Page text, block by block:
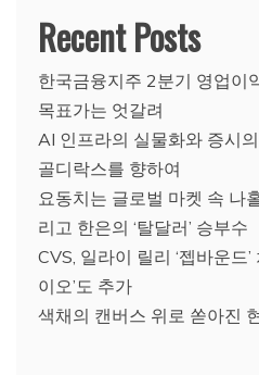
Recent Posts
한국금융지주 2분기 영업이
목표가는 엇갈려
AI 인프라의 실물화와 증시
골디락스를 향하여
요동치는 글로벌 마켓 속 나
리고 한은의 ‘탈달러’ 승부수
CVS, 일라이 릴리 ‘젭바운드
이오’도 추가
색채의 캔버스 위로 쏟아진